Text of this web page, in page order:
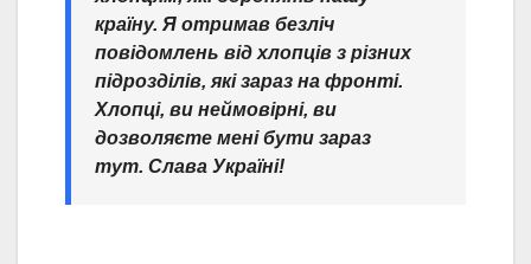
країну. Я отримав безліч
повідомлень від хлопців з різних
підрозділів, які зараз на фронті.
Хлопці, ви неймовірні, ви
дозволяєте мені бути зараз
тут. Слава Україні!